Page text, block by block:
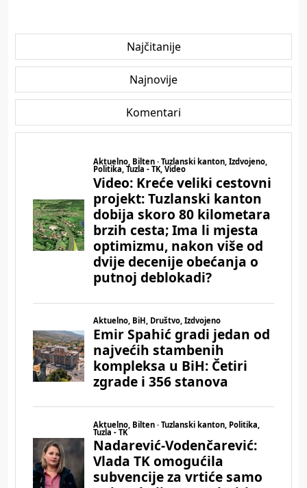
Najčitanije
Najnovije
Komentari